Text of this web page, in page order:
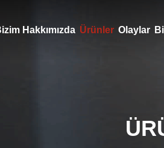
Hakkımızda Ürünler Olaylar